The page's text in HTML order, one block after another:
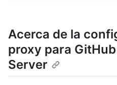
Acerca de la
proxy para
Server